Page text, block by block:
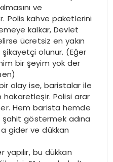
ve
Polis kahve paketlerini
kalkar, Devlet
ücretsiz en yakın
olunur. (Eğer
bir şeyim yok der
olay ise, baristalar ile
hakaretleşir. Polisi arar
Hem barista hemde
göstermek adına
gider ve dükkan
bu dükkan